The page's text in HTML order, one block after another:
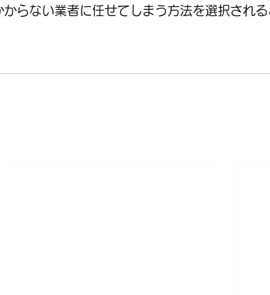
らない業者に任せてしまう方法を選択され